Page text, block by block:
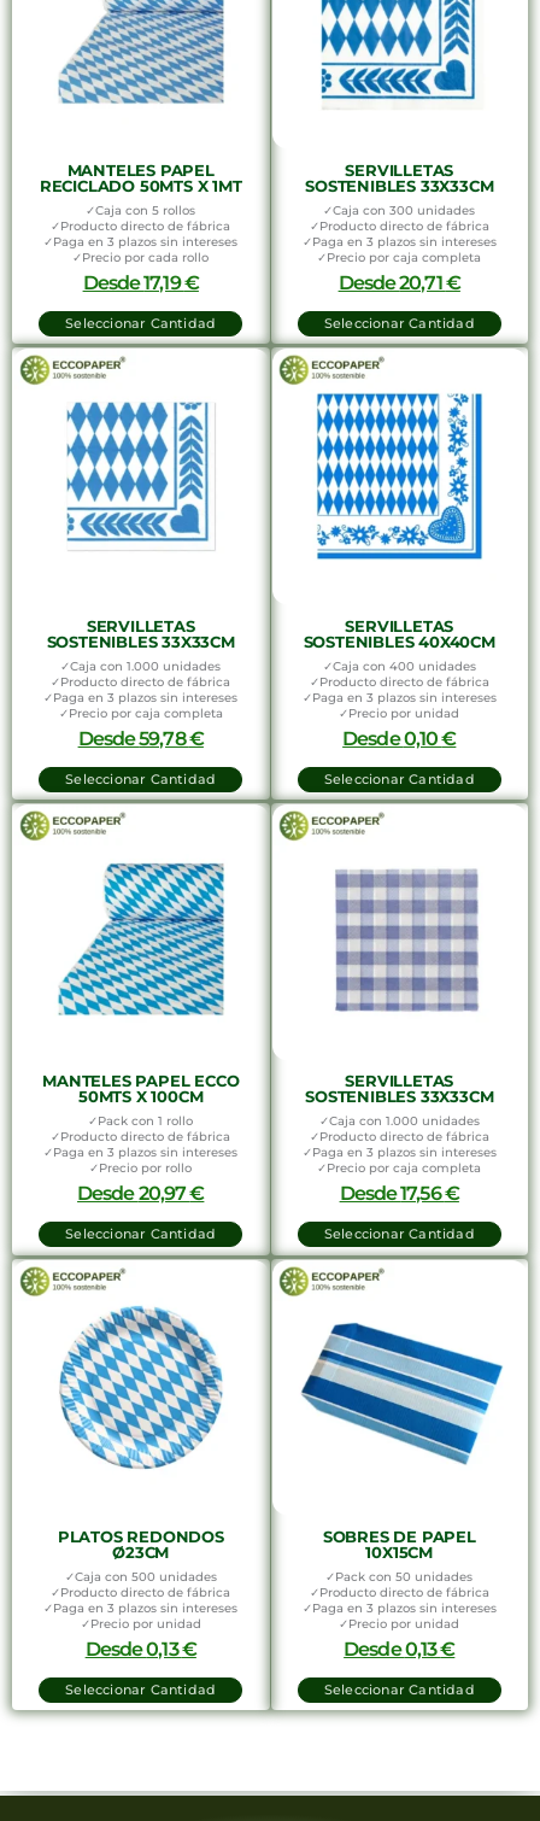
MANTELES PAPEL
RECICLADO 50MTS X 1MT
✓Caja con 5 rollos
✓Producto directo de fábrica
✓Paga en 3 plazos sin intereses
✓Precio por cada rollo
Desde17,19€
Seleccionar Cantidad
SERVILLETAS
SOSTENIBLES 33X33CM
✓Caja con 300 unidades
✓Producto directo de fábrica
✓Paga en 3 plazos sin intereses
✓Precio por caja completa
Desde20,71€
Seleccionar Cantidad
SERVILLETAS
SOSTENIBLES 33X33CM
✓Caja con 1.000 unidades
✓Producto directo de fábrica
✓Paga en 3 plazos sin intereses
✓Precio por caja completa
Desde59,78€
Seleccionar Cantidad
SERVILLETAS
SOSTENIBLES 40X40CM
✓Caja con 400 unidades
✓Producto directo de fábrica
✓Paga en 3 plazos sin intereses
✓Precio por unidad
Desde0,10€
Seleccionar Cantidad
MANTELES PAPEL ECCO
50MTS X 100CM
✓Pack con 1 rollo
✓Producto directo de fábrica
✓Paga en 3 plazos sin intereses
✓Precio por rollo
Desde20,97€
Seleccionar Cantidad
SERVILLETAS
SOSTENIBLES 33X33CM
✓Caja con 1.000 unidades
✓Producto directo de fábrica
✓Paga en 3 plazos sin intereses
✓Precio por caja completa
Desde17,56€
Seleccionar Cantidad
PLATOS REDONDOS
Ø23CM
✓Caja con 500 unidades
✓Producto directo de fábrica
✓Paga en 3 plazos sin intereses
✓Precio por unidad
Desde0,13€
Seleccionar Cantidad
SOBRES DE PAPEL
10X15CM
✓Pack con 50 unidades
✓Producto directo de fábrica
✓Paga en 3 plazos sin intereses
✓Precio por unidad
Desde0,13€
Seleccionar Cantidad